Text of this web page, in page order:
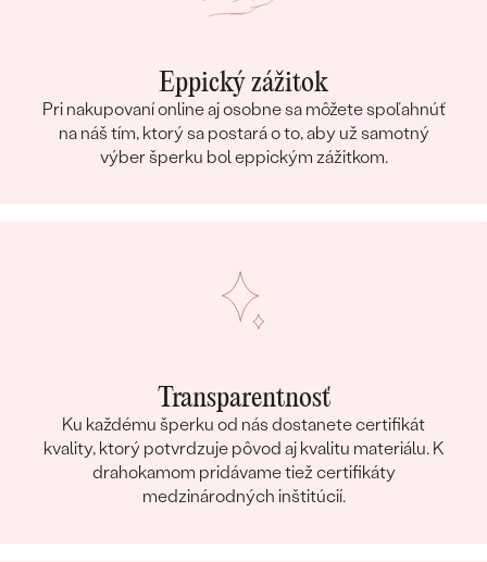
Eppický zážitok
Pri nakupovaní online aj osobne sa môžete spoľahnúť
na náš tím, ktorý sa postará o to, aby už samotný
výber šperku bol eppickým zážitkom.
Transparentnosť
Ku každému šperku od nás dostanete certifikát
kvality, ktorý potvrdzuje pôvod aj kvalitu materiálu. K
drahokamom pridávame tiež certifikáty
medzinárodných inštitúcií.